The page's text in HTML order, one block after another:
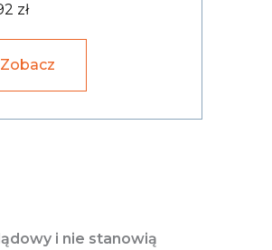
zł
Zobacz
i nie stanowią